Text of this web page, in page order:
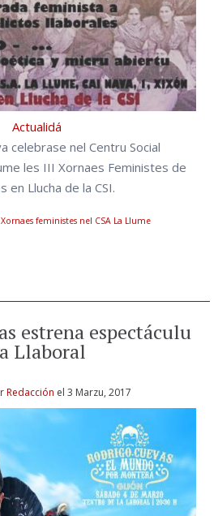
Actualidá
celebrase nel Centru Social
les III Xornaes Feministes de
en Llucha de la CSI.
feministes nel CSA La Llume
estrena espectáculu
Llaboral
Redacción el 3 Marzu, 2017